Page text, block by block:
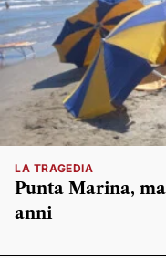
LA TRAGEDIA
Punta Marina,
anni